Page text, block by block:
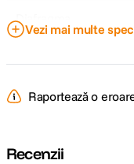
Diafragma
Maxima
f/1.8
Parasolar inclus Da
Greutate
Vezi mai multe
Raportează o
Recenzii